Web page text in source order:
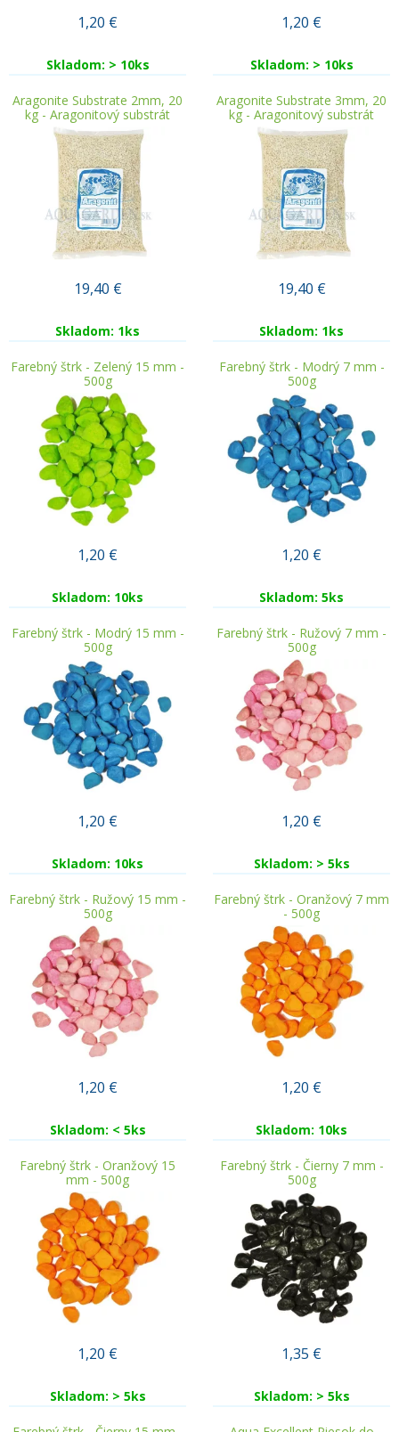
1,20 €
Skladom: > 10ks
1,20 €
Skladom: > 10ks
Aragonite Substrate 2mm, 20
kg - Aragonitový substrát
19,40 €
Skladom: 1ks
Aragonite Substrate 3mm, 20
kg - Aragonitový substrát
19,40 €
Skladom: 1ks
Farebný štrk - Zelený 15 mm -
500g
1,20 €
Skladom: 10ks
Farebný štrk - Modrý 7 mm -
500g
1,20 €
Skladom: 5ks
Farebný štrk - Modrý 15 mm -
500g
1,20 €
Skladom: 10ks
Farebný štrk - Ružový 7 mm -
500g
1,20 €
Skladom: > 5ks
Farebný štrk - Ružový 15 mm -
500g
1,20 €
Skladom: < 5ks
Farebný štrk - Oranžový 7 mm
- 500g
1,20 €
Skladom: 10ks
Farebný štrk - Oranžový 15
mm - 500g
1,20 €
Skladom: > 5ks
Farebný štrk - Čierny 7 mm -
500g
1,35 €
Skladom: > 5ks